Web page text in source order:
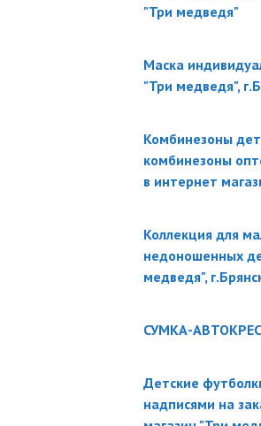
"Три медведя"
Маска
"Три медведя",
Комбинезоны
комбинезоны
в интернет
Коллекция для
недоношенных
медведя",
СУМКА-
Детские
надписями на